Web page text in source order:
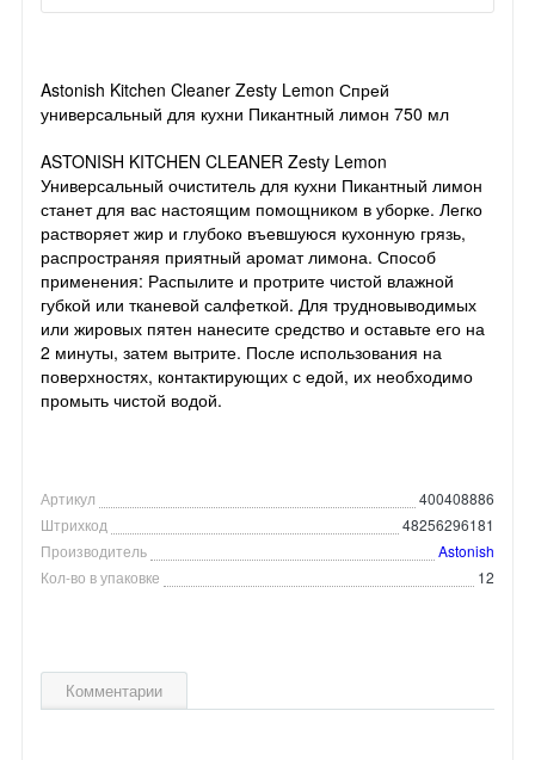
Astonish Kitchen Cleaner Zesty Lemon Спрей
универсальный для кухни Пикантный лимон 750 мл
ASTONISH KITCHEN CLEANER Zesty Lemon
Универсальный очиститель для кухни Пикантный лимон
станет для вас настоящим помощником в уборке. Легко
растворяет жир и глубоко въевшуюся кухонную грязь,
распространяя приятный аромат лимона. Способ
применения: Распылите и протрите чистой влажной
губкой или тканевой салфеткой. Для трудновыводимых
или жировых пятен нанесите средство и оставьте его на
2 минуты, затем вытрите. После использования на
поверхностях, контактирующих с едой, их необходимо
промыть чистой водой.
Артикул
400408886
Штрихкод
48256296181
Производитель
Astonish
Кол-во в упаковке
12
Комментарии